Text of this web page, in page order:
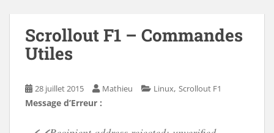
Scrollout F1 – Commandes
Utiles
28 juillet 2015 Mathieu Linux, Scrollout F1
Message d’Erreur :